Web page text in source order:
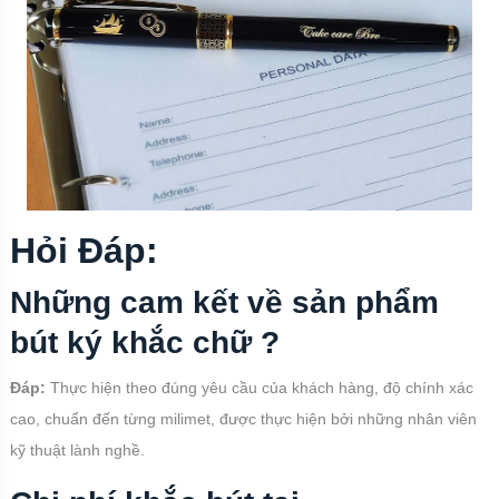
Hỏi Đáp:
Những cam kết về sản phẩm
bút ký khắc chữ ?
Đáp: Thực hiện theo đúng yêu cầu của khách hàng, độ chính xác
cao, chuẩn đến từng milimet, được thực hiện bởi những nhân viên
kỹ thuật lành nghề.